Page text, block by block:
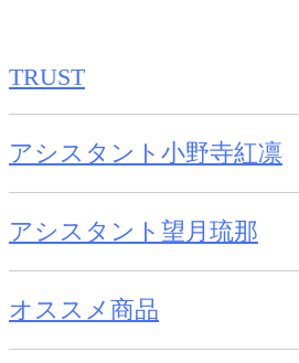
TRUST
アシスタント小野寺紅凛
アシスタント望月琉那
オススメ商品